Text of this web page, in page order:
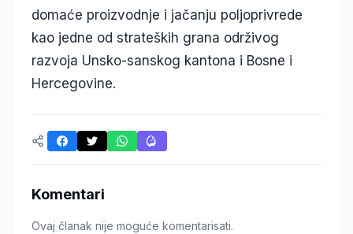
domaće proizvodnje i jačanju poljoprivrede
kao jedne od strateških grana održivog
razvoja Unsko-sanskog kantona i Bosne i
Hercegovine.
Komentari
Ovaj članak nije moguće komentarisati.